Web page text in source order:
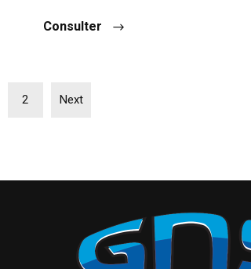
Consulter
2 Next